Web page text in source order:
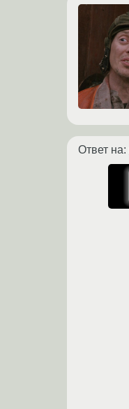
Ответ на: